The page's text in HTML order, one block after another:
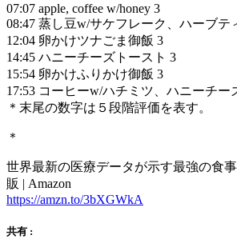
07:07 apple, coffee w/honey 3
08:47 蒸し豆w/サケフレーク、ハーブテ
12:04 卵かけツナごま御飯 3
14:45 ハニーチーズトースト 3
15:54 卵かけふりかけ御飯 3
17:53 コーヒーw/ハチミツ、ハニーチー
＊末尾の数字は５段階評価を表す。
＊
世界最新の医療データが示す最強の食
販 | Amazon
https://amzn.to/3bXGWkA
共有 :